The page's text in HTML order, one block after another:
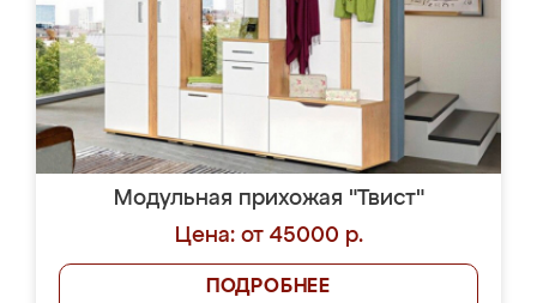
Модульная прихожая "Твист"
Цена: от 45000 р.
ПОДРОБНЕЕ